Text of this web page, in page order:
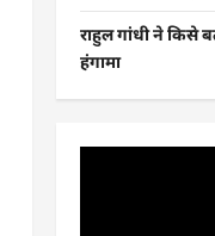
राहुल गांधी ने किसे
हंगामा